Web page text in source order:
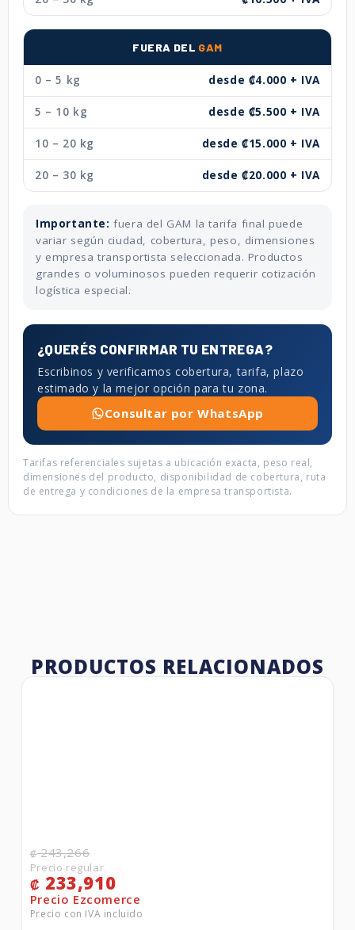
FUERA DEL GAM
0 – 5 kg desde ₡4.000 + IVA
5 – 10 kg desde ₡5.500 + IVA
10 – 20 kg desde ₡15.000 + IVA
20 – 30 kg desde ₡20.000 + IVA
Importante: fuera del GAM la tarifa final puede
variar según ciudad, cobertura, peso, dimensiones
y empresa transportista seleccionada. Productos
grandes o voluminosos pueden requerir cotización
logística especial.
¿QUERÉS CONFIRMAR TU ENTREGA?
Escribinos y verificamos cobertura, tarifa, plazo
estimado y la mejor opción para tu zona.
Consultar por WhatsApp
Tarifas referenciales sujetas a ubicación exacta, peso real,
dimensiones del producto, disponibilidad de cobertura, ruta
de entrega y condiciones de la empresa transportista.
PRODUCTOS RELACIONADOS
₡243,266
₡ 233,910